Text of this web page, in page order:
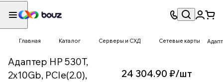
Главная Каталог Серверы и СХД Сетевые карты
Адаптер HP 530T,
2x10Gb, PCIe(2.0),
24 304.90 ₽/шт